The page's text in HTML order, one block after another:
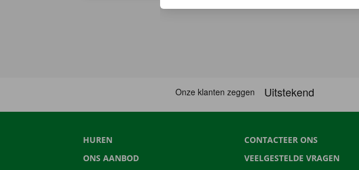
HUREN
ONS AANBOD
CONTACTEER ONS
VEELGESTELDE VRAGEN